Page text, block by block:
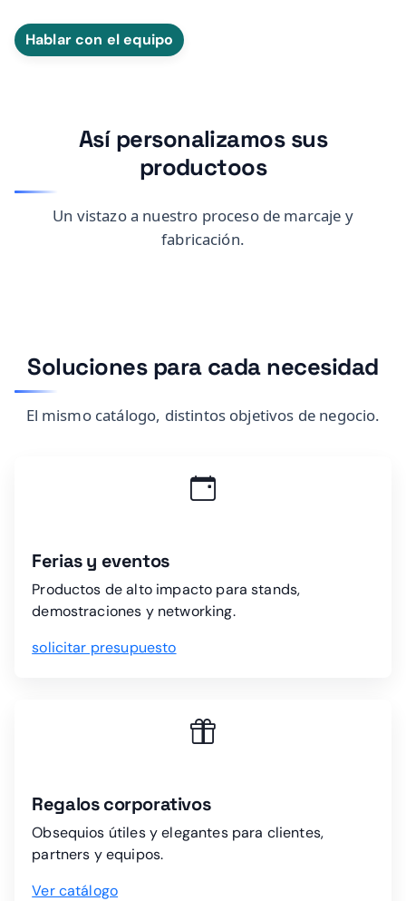
Hablar con el equipo
Así personalizamos sus
productoos
Un vistazo a nuestro proceso de marcaje y
fabricación.
Soluciones para cada necesidad
El mismo catálogo, distintos objetivos de negocio.
Ferias y eventos
Productos de alto impacto para stands,
demostraciones y networking.
solicitar presupuesto
Regalos corporativos
Obsequios útiles y elegantes para clientes,
partners y equipos.
Ver catálogo